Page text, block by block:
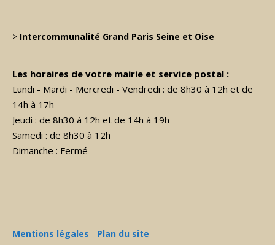
> Intercommunalité Grand Paris Seine et Oise
Les horaires de votre mairie et service postal :
Lundi - Mardi - Mercredi - Vendredi : de 8h30 à 12h et de
14h à 17h
Jeudi : de 8h30 à 12h et de 14h à 19h
Samedi : de 8h30 à 12h
Dimanche : Fermé
Mentions légales - Plan du site